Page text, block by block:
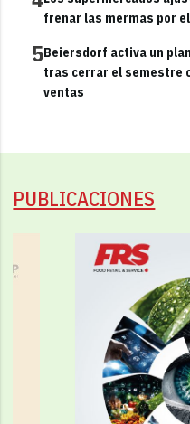
frenar las mermas por
5Beiersdorf activa un
tras cerrar el semestre
ventas
PUBLICACIONES